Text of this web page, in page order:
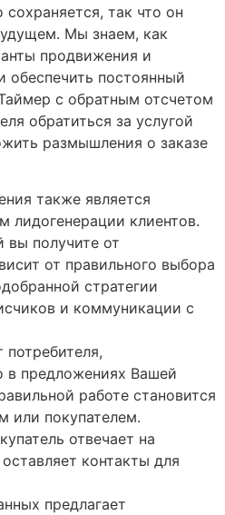
так что он
Мы знаем, как
продвижения и
обеспечить постоянный
с обратным отсчетом
обратиться за услугой
размышления о заказе
также является
лидогенерации клиентов.
вы получите от
от правильного выбора
стратегии
и коммуникации с
в предложениях Вашей
работе становится
или покупателем.
отвечает на
контакты для
предлагает